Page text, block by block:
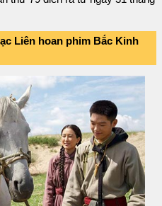
Liên hoan phim Bắc Kinh